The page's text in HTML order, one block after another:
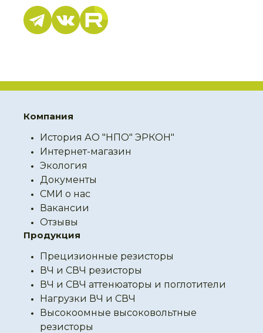
Компания
История АО "НПО" ЭРКОН"
Интернет-магазин
Экология
Документы
СМИ о нас
Вакансии
Отзывы
Продукция
Прецизионные резисторы
ВЧ и СВЧ резисторы
ВЧ и СВЧ аттенюаторы и поглотители
Нагрузки ВЧ и СВЧ
Высокоомные высоковольтные
резисторы